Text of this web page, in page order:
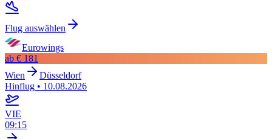
Flug auswählen
Eurowings
ab € 181
Wien
Düsseldorf
Hinflug • 10.08.2026
VIE
09:15